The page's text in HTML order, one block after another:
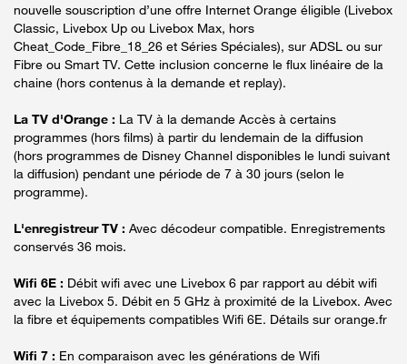
nouvelle souscription d’une offre Internet Orange éligible (Livebox
Classic, Livebox Up ou Livebox Max, hors
Cheat_Code_Fibre_18_26 et Séries Spéciales), sur ADSL ou sur
Fibre ou Smart TV. Cette inclusion concerne le flux linéaire de la
chaine (hors contenus à la demande et replay).
La TV d'Orange : La TV à la demande Accès à certains
programmes (hors films) à partir du lendemain de la diffusion
(hors programmes de Disney Channel disponibles le lundi suivant
la diffusion) pendant une période de 7 à 30 jours (selon le
programme).
L'enregistreur TV : Avec décodeur compatible. Enregistrements
conservés 36 mois.
Wifi 6E : Débit wifi avec une Livebox 6 par rapport au débit wifi
avec la Livebox 5. Débit en 5 GHz à proximité de la Livebox. Avec
la fibre et équipements compatibles Wifi 6E. Détails sur orange.fr
Wifi 7 : En comparaison avec les générations de Wifi